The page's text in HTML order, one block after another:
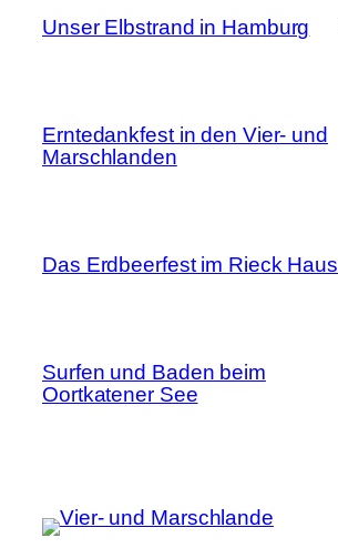
Unser Elbstrand in Hamburg
Erntedankfest in den Vier- und
Marschlanden
Das Erdbeerfest im Rieck Haus
Surfen und Baden beim
Oortkatener See